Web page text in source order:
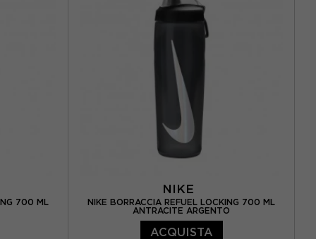
700 ML
NIKE
NIKE BORRACCIA REFUEL LOCKING 700 ML
ANTRACITE ARGENTO
ACQUISTA